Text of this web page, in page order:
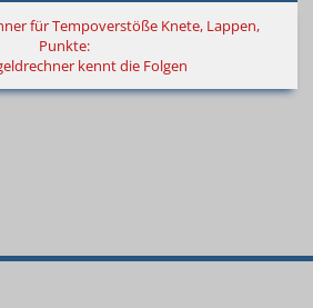
Knete, Lappen,
Punkte:
kennt die Folgen